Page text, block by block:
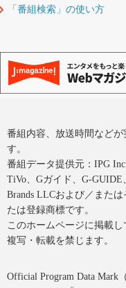
「番組検索」の使い方
番組内容、放送時間など
す。
番組データ提供元：IPG
TiVo、Gガイド、G-
Brands LLCおよび／また
たは登録商標です。
このホームページに掲載
複写・転載を禁じます。
Official Program Data Mark